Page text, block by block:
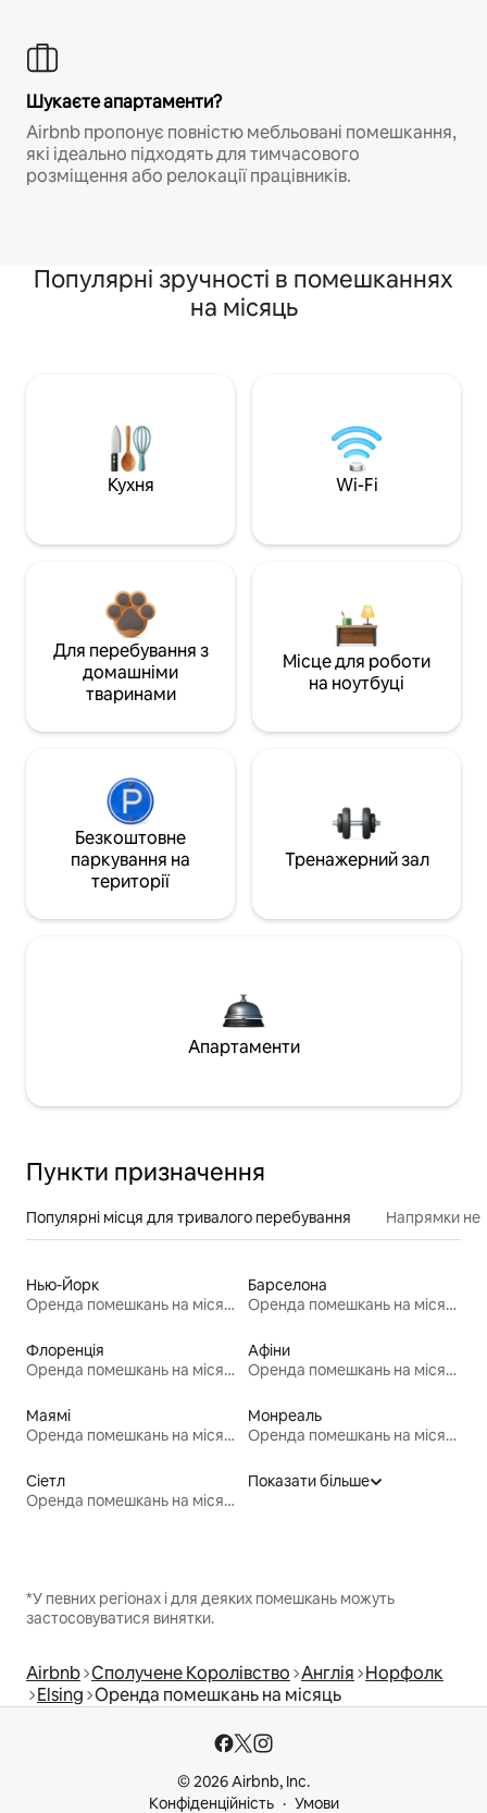
Шукаєте апартаменти?
Airbnb пропонує повністю мебльовані помешкання,
які ідеально підходять для тимчасового
розміщення або релокації працівників.
Популярні зручності в помешканнях
на місяць
Кухня Wi-Fi
Для перебування з
домашніми
тваринами
Місце для роботи
на ноутбуці
Безкоштовне
паркування на
території
Тренажерний зал
Апартаменти
Пункти призначення
Популярні місця для тривалого перебування Напрямки
Нью-Йорк
Оренда помешкань на місяць
Барселона
Оренда помешкань на місяць
Флоренція
Оренда помешкань на місяць
Афіни
Оренда помешкань на місяць
Маямі
Оренда помешкань на місяць
Монреаль
Оренда помешкань на місяць
Сіетл
Оренда помешкань на місяць
Показати більше
*У певних регіонах і для деяких помешкань можуть
застосовуватися винятки.
Airbnb Сполучене Королівство Англія Норфолк
Elsing Оренда помешкань на місяць
© 2026 Airbnb, Inc.
Конфіденційність
Умови